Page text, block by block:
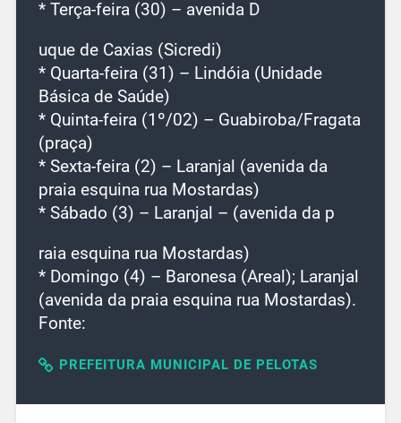
* Terça-feira (30) – avenida D
uque de Caxias (Sicredi)
* Quarta-feira (31) – Lindóia (Unidade
Básica de Saúde)
* Quinta-feira (1º/02) – Guabiroba/Fragata
(praça)
* Sexta-feira (2) – Laranjal (avenida da
praia esquina rua Mostardas)
* Sábado (3) – Laranjal – (avenida da p
raia esquina rua Mostardas)
* Domingo (4) – Baronesa (Areal); Laranjal
(avenida da praia esquina rua Mostardas).
Fonte:
PREFEITURA MUNICIPAL DE PELOTAS